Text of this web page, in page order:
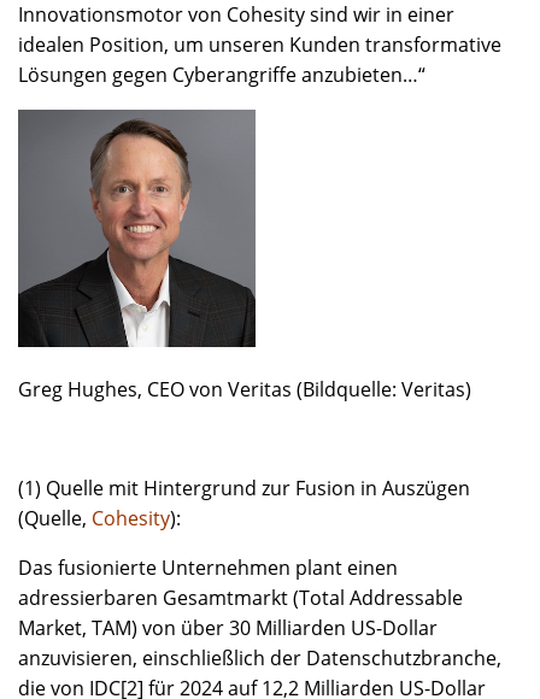
Innovationsmotor von Cohesity sind wir in einer
idealen Position, um unseren Kunden transformative
Lösungen gegen Cyberangriffe anzubieten…“
Greg Hughes, CEO von Veritas (Bildquelle: Veritas)
(1) Quelle mit Hintergrund zur Fusion in Auszügen
(Quelle, Cohesity):
Das fusionierte Unternehmen plant einen
adressierbaren Gesamtmarkt (Total Addressable
Market, TAM) von über 30 Milliarden US-Dollar
anzuvisieren, einschließlich der Datenschutzbranche,
die von IDC[2] für 2024 auf 12,2 Milliarden US-Dollar